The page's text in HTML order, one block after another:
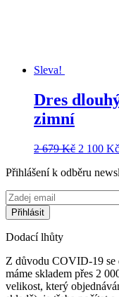
Sleva!
Dres
zimní
2 679Kč Původní
byla:
2 100 Kč
Přihlášení k odběru
Dodací lhůty
Z důvodu COVID-19 se
máme skladem přes 2
velikost, který